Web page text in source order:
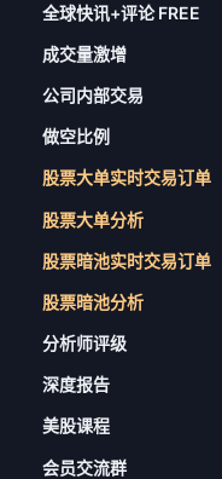
全球快讯+评论 FREE
成交量激增
公司内部交易
做空比例
股票大单实时交易订单
股票大单分析
股票暗池实时交易订单
股票暗池分析
分析师评级
深度报告
美股课程
会员交流群